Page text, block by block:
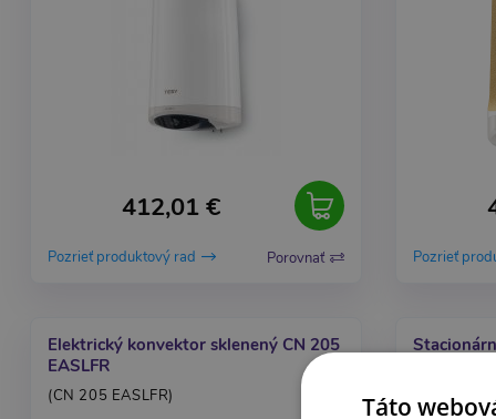
412,01 €
Pozrieť produktový rad Porovnať Pozrieť
Elektrický konvektor sklenený CN 205
EASLFR
(CN 205 EASLFR) Táto